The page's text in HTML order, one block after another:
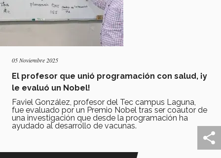
05 Noviembre 2025
El profesor que unió programación con salud, ¡y
le evaluó un Nobel!
Faviel González, profesor del Tec campus Laguna,
fue evaluado por un Premio Nobel tras ser coautor de
una investigación que desde la programación ha
ayudado al desarrollo de vacunas.